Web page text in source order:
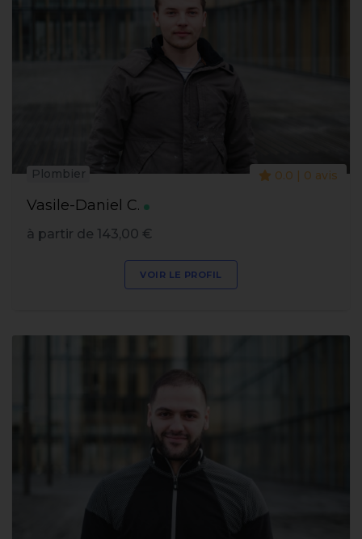
Vasile-Daniel C.
Plombier 0.0 | 0 avis
à partir de 143,00 €
VOIR LE PROFIL